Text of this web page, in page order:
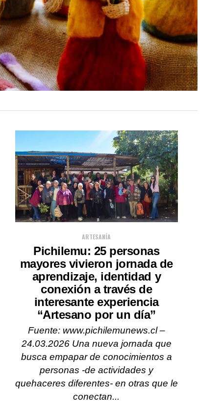
ARTESANÍA
Pichilemu: 25 personas
mayores vivieron jornada de
aprendizaje, identidad y
conexión a través de
interesante experiencia
“Artesano por un día”
Fuente: www.pichilemunews.cl –
24.03.2026 Una nueva jornada que
busca empapar de conocimientos a
personas -de actividades y
quehaceres diferentes- en otras que le
conectan...